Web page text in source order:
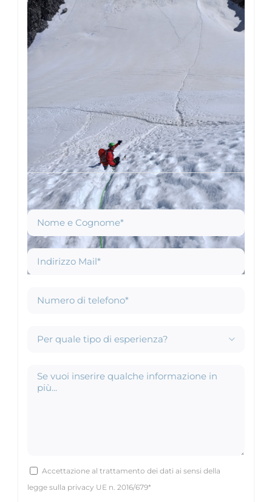
For information and bookings

Accettazione al trattamento dei dati ai sensi della
legge sulla privacy UE n. 2016/679*